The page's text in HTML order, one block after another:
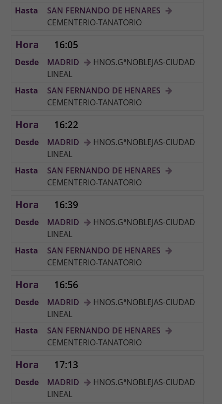
SAN FERNANDO DE HENARES
CEMENTERIO-TANATORIO
16:05
MADRID
HNOS.GªNOBLEJAS-CIUDAD
LINEAL
SAN FERNANDO DE HENARES
CEMENTERIO-TANATORIO
16:22
MADRID
HNOS.GªNOBLEJAS-CIUDAD
LINEAL
SAN FERNANDO DE HENARES
CEMENTERIO-TANATORIO
16:39
MADRID
HNOS.GªNOBLEJAS-CIUDAD
LINEAL
SAN FERNANDO DE HENARES
CEMENTERIO-TANATORIO
16:56
MADRID
HNOS.GªNOBLEJAS-CIUDAD
LINEAL
SAN FERNANDO DE HENARES
CEMENTERIO-TANATORIO
17:13
MADRID
HNOS.GªNOBLEJAS-CIUDAD
LINEAL